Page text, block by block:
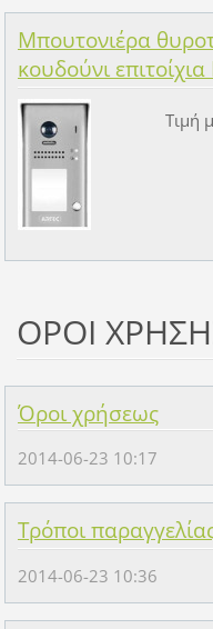
Μπουτονιέρα
κουδούνι
Τιμή
ΟΡΟΙ
Όροι χρήσεως
2014-06-23 10:17
Τρόποι
2014-06-23 10:36